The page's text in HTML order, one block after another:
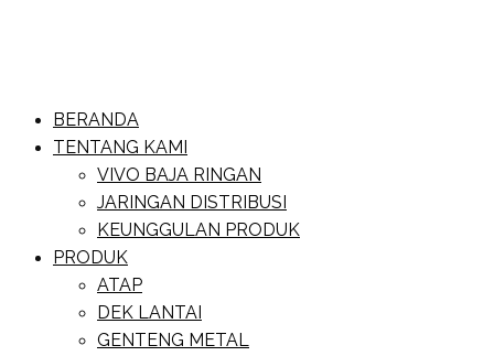
Baja Ringan Vivo
Website Baja Ringan Vivo
BERANDA
TENTANG KAMI
VIVO BAJA RINGAN
JARINGAN DISTRIBUSI
KEUNGGULAN PRODUK
PRODUK
ATAP
DEK LANTAI
GENTENG METAL